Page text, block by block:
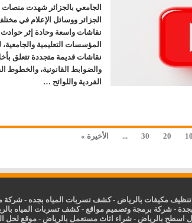
الجامعي بالجزائر شهدت
الجزائر ووسائل الإعلام في
نقاشات واسعة وحادة إثر
المؤسسات التعليمية والجامعية،
نقاشات قديمة متجددة تتعلق
والضوابط القانونية، والخطوط
الفردية واللوائح …
10
20
30
... الأخيرة »
مكيفات بالرياض -كشف تسربات المياه بجده -شركة
-شركة برمجة وتصميم مواقع -كشف تسربات المياه
اسطح بالرياض -شراء اثاث مستعمل بالرياض - موقع لحل